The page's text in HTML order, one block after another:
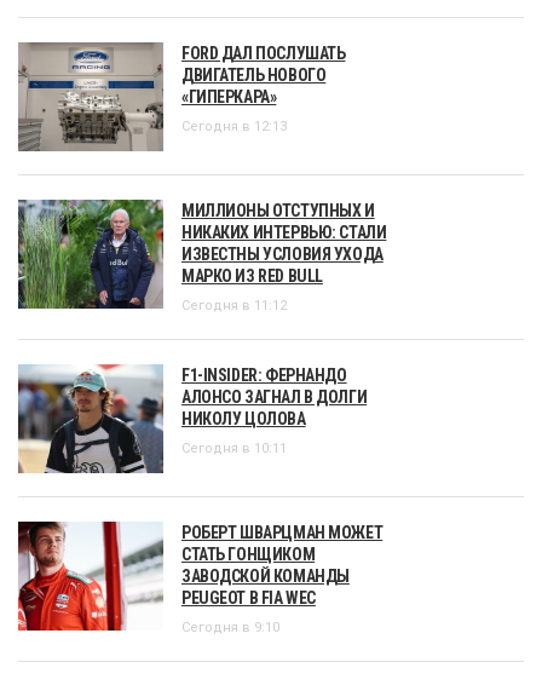
FORD ДАЛ ПОСЛУШАТЬ
ДВИГАТЕЛЬ НОВОГО
«ГИПЕРКАРА»
Сегодня в 12:13
МИЛЛИОНЫ ОТСТУПНЫХ И
НИКАКИХ ИНТЕРВЬЮ: СТАЛИ
ИЗВЕСТНЫ УСЛОВИЯ УХОДА
МАРКО ИЗ RED BULL
Сегодня в 11:12
F1-INSIDER: ФЕРНАНДО
АЛОНСО ЗАГНАЛ В ДОЛГИ
НИКОЛУ ЦОЛОВА
Сегодня в 10:11
РОБЕРТ ШВАРЦМАН МОЖЕТ
СТАТЬ ГОНЩИКОМ
ЗАВОДСКОЙ КОМАНДЫ
PEUGEOT В FIA WEC
Сегодня в 9:10